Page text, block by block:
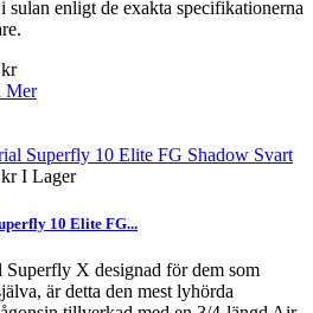
sulan enligt de exakta specifikationerna
Mer
I Lager
10 Elite FG...
X designad för dem som
är detta den mest lyhörda